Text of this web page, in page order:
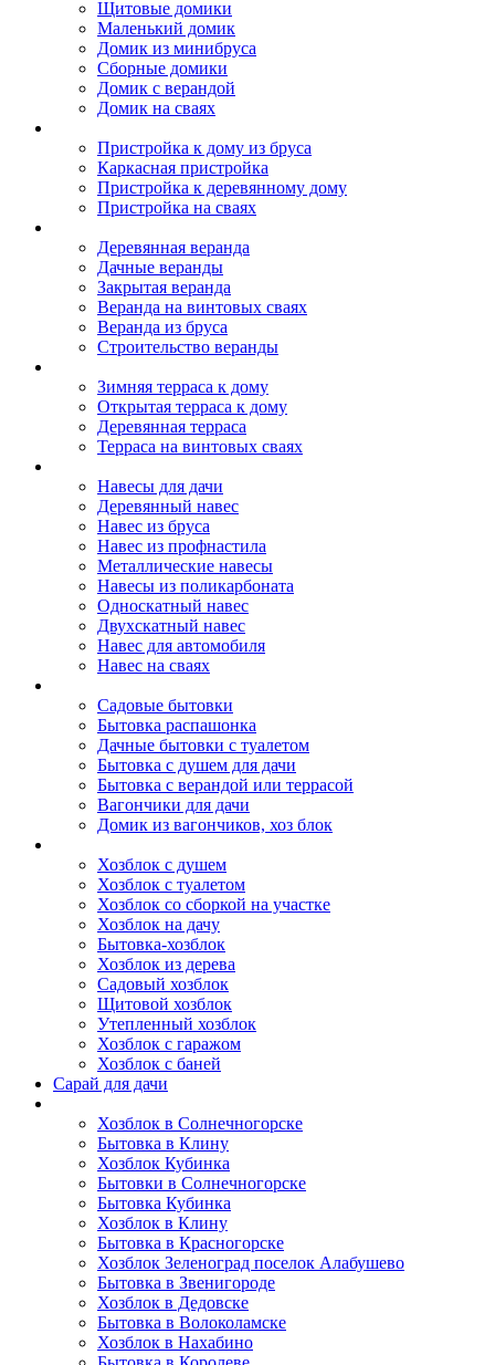
Щитовые домики
Маленький домик
Домик из минибруса
Сборные домики
Домик с верандой
Домик на сваях
Пристройка к дому из бруса
Каркасная пристройка
Пристройка к деревянному дому
Пристройка на сваях
Деревянная веранда
Дачные веранды
Закрытая веранда
Веранда на винтовых сваях
Веранда из бруса
Строительство веранды
Зимняя терраса к дому
Открытая терраса к дому
Деревянная терраса
Терраса на винтовых сваях
Навесы для дачи
Деревянный навес
Навес из бруса
Навес из профнастила
Металлические навесы
Навесы из поликарбоната
Односкатный навес
Двухскатный навес
Навес для автомобиля
Навес на сваях
Садовые бытовки
Бытовка распашонка
Дачные бытовки с туалетом
Бытовка с душем для дачи
Бытовка с верандой или террасой
Вагончики для дачи
Домик из вагончиков, хоз блок
Хозблок с душем
Хозблок с туалетом
Хозблок со сборкой на участке
Хозблок на дачу
Бытовка-хозблок
Хозблок из дерева
Садовый хозблок
Щитовой хозблок
Утепленный хозблок
Хозблок с гаражом
Хозблок с баней
Сарай для дачи
Хозблок в Солнечногорске
Бытовка в Клину
Хозблок Кубинка
Бытовки в Солнечногорске
Бытовка Кубинка
Хозблок в Клину
Бытовка в Красногорске
Хозблок Зеленоград поселок Алабушево
Бытовка в Звенигороде
Хозблок в Дедовске
Бытовка в Волоколамске
Хозблок в Нахабино